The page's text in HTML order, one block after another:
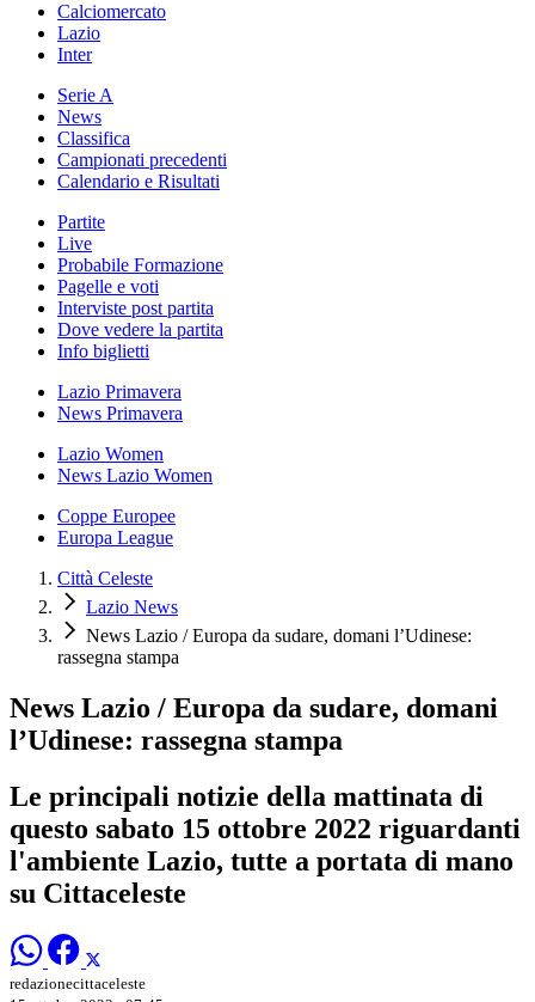
Calciomercato
Lazio
Inter
Serie A
News
Classifica
Campionati precedenti
Calendario e Risultati
Partite
Live
Probabile Formazione
Pagelle e voti
Interviste post partita
Dove vedere la partita
Info biglietti
Lazio Primavera
News Primavera
Lazio Women
News Lazio Women
Coppe Europee
Europa League
Città Celeste
Lazio News
News Lazio / Europa da sudare, domani l’Udinese:
rassegna stampa
News Lazio / Europa da sudare, domani
l’Udinese: rassegna stampa
Le principali notizie della mattinata di
questo sabato 15 ottobre 2022 riguardanti
l'ambiente Lazio, tutte a portata di mano
su Cittaceleste
redazionecittaceleste